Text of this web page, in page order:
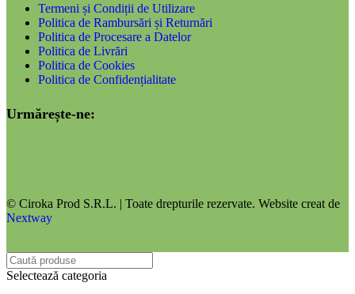
Termeni și Condiții de Utilizare
Politica de Rambursări și Returnări
Politica de Procesare a Datelor
Politica de Livrări
Politica de Cookies
Politica de Confidențialitate
Urmărește-ne:
© Ciroka Prod S.R.L. | Toate drepturile rezervate. Website creat de
Nextway
Selectează categoria